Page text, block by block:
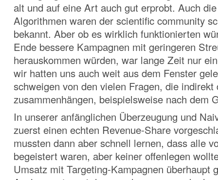
alt und auf eine Art auch gut erprobt. Auch
Algorithmen waren der scientific community
bekannt. Aber ob es wirklich funktionierten
Ende bessere Kampagnen mit geringeren
herauskommen würden, war lange Zeit nur
wir hatten uns auch weit aus dem Fenster
schweigen von den vielen Fragen, die indirekt
zusammenhängen, beispielsweise nach dem
In unserer anfänglichen Überzeugung und
zuerst einen echten Revenue-Share
mussten dann aber schnell lernen, dass alle
begeistert waren, aber keiner offenlegen
Umsatz mit Targeting-Kampagnen überhaupt